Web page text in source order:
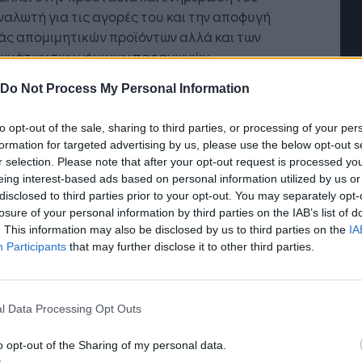
Do Not Process My Personal Information
opt-out of the sale, sharing to third parties, or processing of your
for targeted advertising by us, please use the below opt-out
selection. Please note that after your opt-out request is processed
interest-based ads based on personal information utilized by us
to third parties prior to your opt-out. You may separately
of your personal information by third parties on the IAB’s list of
This information may also be disclosed by us to third parties on the
Participants that may further disclose it to other third parties.
Data Processing Opt Outs
opt-out of the Sharing of my personal data.
για τις αγορές του και την αποφυγή
απομιμητικών προϊόντων αλλά και των
των νόμιμων παραγωγών.
δημιουργήθηκε «από την ανάγκη
μέσω διαδικτύου αλλά και μέσω φυσικών
καθώς και υπηρεσιών αλλά και
των καταστημάτων πώλησης μέσω
που σέβονται τον καταναλωτή και
και τους κανόνες της ευρύτερη αγοράς. Το
θετικά δημιουργώντας ένα αξιόπιστο
περιβάλλον για καταναλωτές και
Νοημοσύνη: το νέο
σύστημα της
Οι προσλήψεις αλλάζουν: To
Jobfind.gr ως στρατηγικός
«σύμμαχος» για κάθε
επιχείρηση και εργαζόμενο